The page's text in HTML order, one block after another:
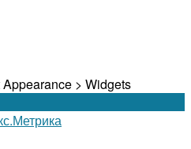
> Widgets